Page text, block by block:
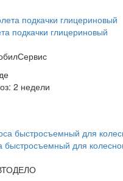
подкачки глицериновый
2 недели
быстросъемный для